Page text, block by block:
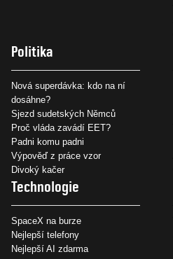
Politika
Nová superdávka: kdo na ní
dosáhne?
Sjezd sudetských Němců
Proč vláda zavádí EET?
Padni komu padni
Výpověď z práce vzor
Divoký kačer
Technologie
SpaceX na burze
Nejlepší telefony
Nejlepší AI zdarma